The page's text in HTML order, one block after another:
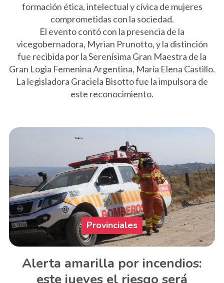
formación ética, intelectual y cívica de mujeres
comprometidas con la sociedad.
El evento contó con la presencia de la
vicegobernadora, Myrian Prunotto, y la distinción
fue recibida por la Serenísima Gran Maestra de la
Gran Logia Femenina Argentina, María Elena Castillo.
La legisladora Graciela Bisotto fue la impulsora de
este reconocimiento.
Alerta amarilla por incendios:
este jueves el riesgo será
Provinciales